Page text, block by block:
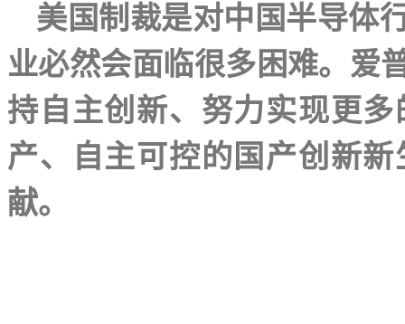
美国制裁是对中国半导体
业必然会面临很多困难。爱
持自主创新、努力实现更
产、自主可控的国产创新
献。